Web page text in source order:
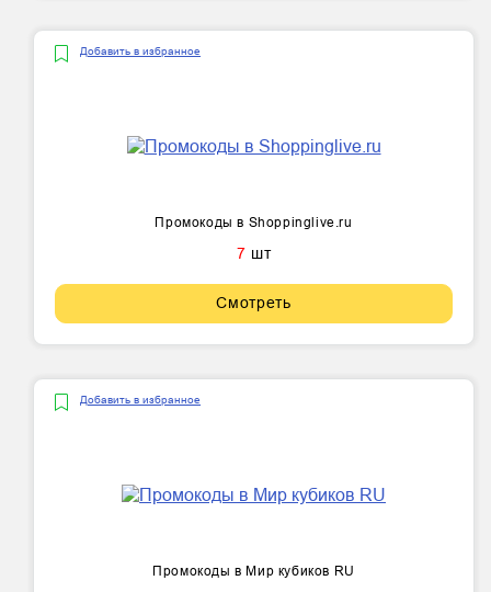
Добавить в избранное
Промокоды в Shoppinglive.ru
7 шт
Смотреть
Добавить в избранное
Промокоды в Мир кубиков RU